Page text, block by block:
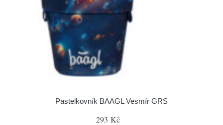
Pastelkovník BAAGL Vesmír GRS
293 Kč